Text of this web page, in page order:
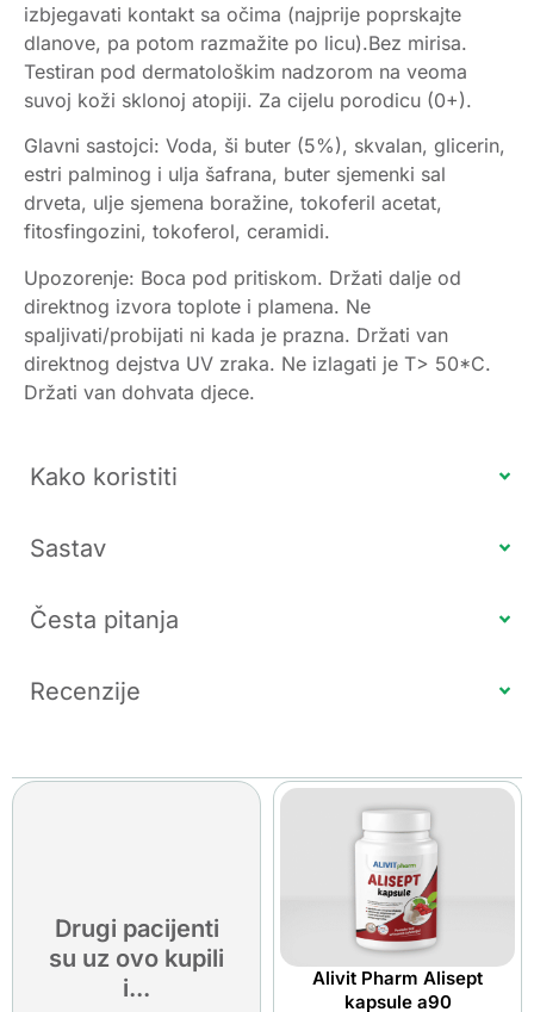
izbjegavati kontakt sa očima (najprije poprskajte
dlanove, pa potom razmažite po licu).Bez mirisa.
Testiran pod dermatološkim nadzorom na veoma
suvoj koži sklonoj atopiji. Za cijelu porodicu (0+).
Glavni sastojci: Voda, ši buter (5%), skvalan, glicerin,
estri palminog i ulja šafrana, buter sjemenki sal
drveta, ulje sjemena boražine, tokoferil acetat,
fitosfingozini, tokoferol, ceramidi.
Upozorenje: Boca pod pritiskom. Držati dalje od
direktnog izvora toplote i plamena. Ne
spaljivati/probijati ni kada je prazna. Držati van
direktnog dejstva UV zraka. Ne izlagati je T> 50*C.
Držati van dohvata djece.
Kako koristiti
Sastav
Česta pitanja
Recenzije
Drugi pacijenti
su uz ovo kupili
i...
Alivit Pharm Alisept
kapsule a90